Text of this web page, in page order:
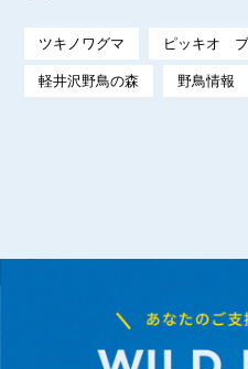
ツキノワグマ ピッキオ
軽井沢野鳥の森 野鳥情報